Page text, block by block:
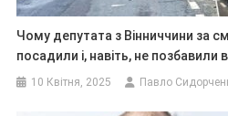
Чому депутата з Вінниччини за
посадили і, навіть, не позбавили
10 Квітня, 2025 Павло